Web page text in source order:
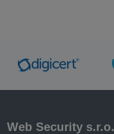
Web Security s.r.o.